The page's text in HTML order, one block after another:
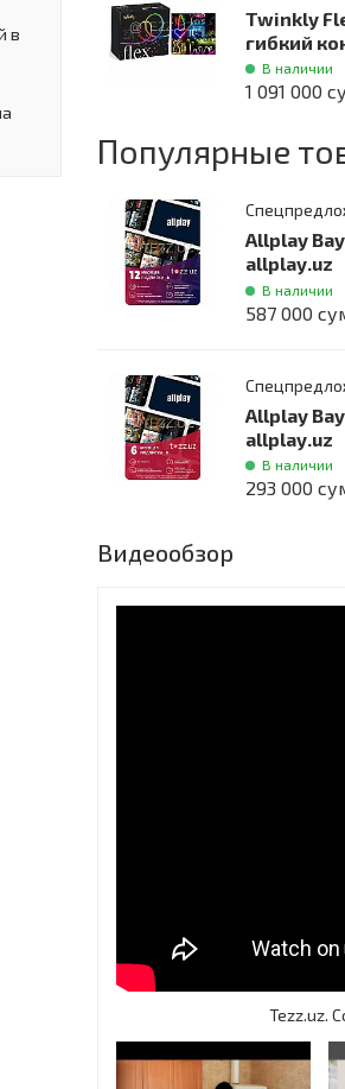
в
Twinkly
гибкий
В наличии
1 091 000
Популярные
Allplay
allplay.uz
В наличии
587 000
Allplay
allplay.uz
В наличии
293 000
Видеообзор
Tezz.uz.